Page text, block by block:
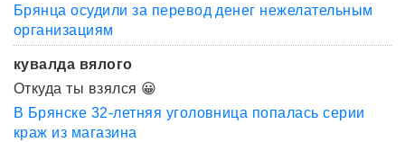
Брянца осудили за перевод денег нежелательным
организациям
кувалда вялого
Откуда ты взялся 😀
В Брянске 32-летняя уголовница попалась серии
краж из магазина